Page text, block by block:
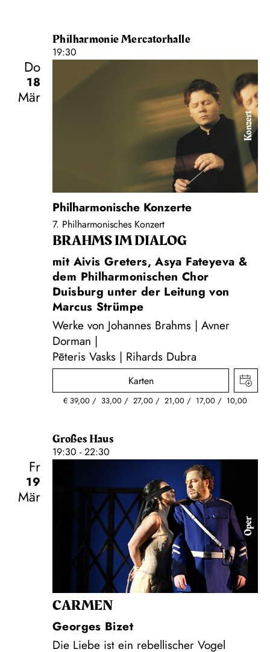
Philharmonie Mercatorhalle
19:30
Do
18
Mär
Konzert
Philharmonische Konzerte
7. Philharmonisches Konzert
BRAHMS IM DIALOG
mit Aivis Greters, Asya Fateyeva &
dem Philharmonischen Chor
Duisburg unter der Leitung von
Marcus Strümpe
Werke von Johannes Brahms | Avner
Dorman |
Pēteris Vasks | Rihards Dubra
Karten
€ 39,00 33,00 27,00 21,00 17,00 10,00
Großes Haus
19:30 - 22:30
Fr
19
Mär
Oper
CARMEN
Georges Bizet
Die Liebe ist ein rebellischer Vogel